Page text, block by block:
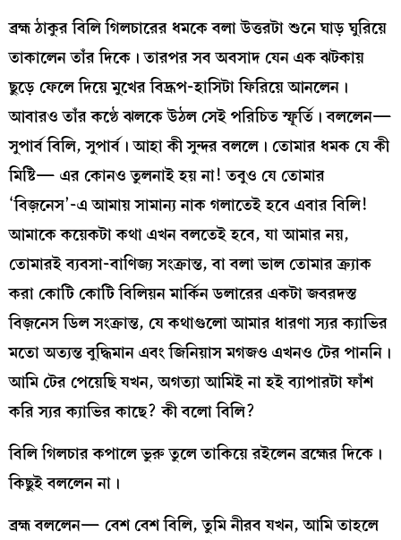
ব্রহ্ম ঠাকুর বিলি গিলচারের ধমকে বলা উত্তরটা শুনে ঘাড় ঘুরিয়ে
তাকালেন তাঁর দিকে। তারপর সব অবসাদ যেন এক ঝটকায়
ছুড়ে ফেলে দিয়ে মুখের বিদ্রূপ-হাসিটা ফিরিয়ে আনলেন।
আবারও তাঁর কণ্ঠে ঝলকে উঠল সেই পরিচিত স্ফূর্তি। বললেন—
সুপার্ব বিলি, সুপার্ব। আহা কী সুন্দর বললে। তোমার ধমক যে কী
মিষ্টি— এর কোনও তুলনাই হয় না! তবুও যে তোমার
‘বিজ়নেস’-এ আমায় সামান্য নাক গলাতেই হবে এবার বিলি!
আমাকে কয়েকটা কথা এখন বলতেই হবে, যা আমার নয়,
তোমারই ব্যবসা-বাণিজ্য সংক্রান্ত, বা বলা ভাল তোমার ক্র্যাক
করা কোটি কোটি বিলিয়ন মার্কিন ডলারের একটা জবরদস্ত
বিজ়নেস ডিল সংক্রান্ত, যে কথাগুলো আমার ধারণা স্যর ক্যাভির
মতো অত্যন্ত বুদ্ধিমান এবং জিনিয়াস মগজও এখনও টের পাননি।
আমি টের পেয়েছি যখন, অগত্যা আমিই না হই ব্যাপারটা ফাঁশ
করি স্যর ক্যাভির কাছে? কী বলো বিলি?
বিলি গিলচার কপালে ভুরু তুলে তাকিয়ে রইলেন ব্রহ্মের দিকে।
কিছুই বললেন না।
ব্রহ্ম বললেন— বেশ বেশ বিলি, তুমি নীরব যখন, আমি তাহলে